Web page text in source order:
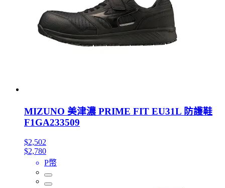
MIZUNO 美津濃 PRIME FIT EU31L 防護鞋
F1GA233509
$2,502
$2,780
P幣